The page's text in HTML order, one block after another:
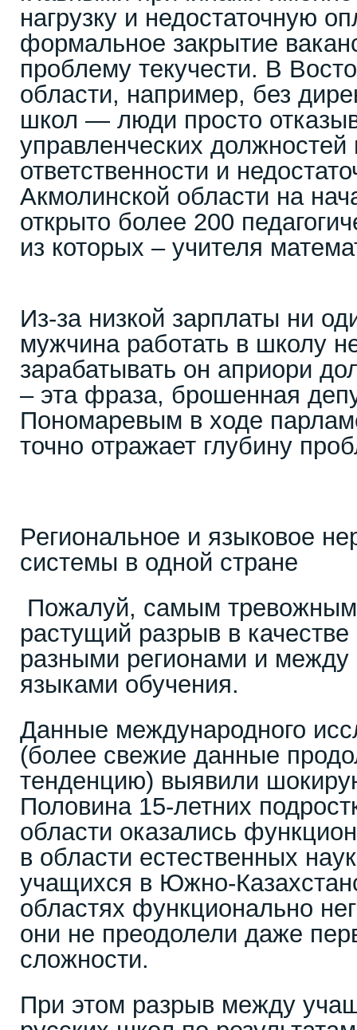
нагрузку и недостаточную
формальное закрытие
проблему текучести. В
области, например, без
школ — люди просто
управленческих должностей
ответственности и
Акмолинской области на
открыто более 200
из которых – учителя
Из-за низкой зарплаты ни
мужчина работать в школу
зарабатывать он априори
– эта фраза, брошенная
Пономаревым в ходе
точно отражает глубину
Региональное и языковое
системы в одной стране
Пожалуй, самым
растущий разрыв в
разными регионами и
языками обучения.
Данные международного
(более свежие данные
тенденцию) выявили
Половина 15-летних
области оказались
в области естественных
учащихся в Южно-
областях функционально
они не преодолели даже
сложности.
При этом разрыв между